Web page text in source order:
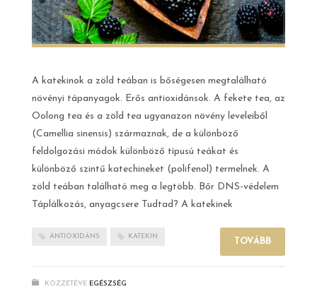
A katekinok a zöld teában is bőségesen megtalálható
növényi tápanyagok. Erős antioxidánsok. A fekete tea, az
Oolong tea és a zöld tea ugyanazon növény leveleiből
(Camellia sinensis) származnak, de a különböző
feldolgozási módok különböző típusú teákat és
különböző szintű katechineket (polifenol) termelnek. A
zöld teában található meg a legtöbb. Bőr DNS-védelem
Táplálkozás, anyagcsere Tudtad? A katekinek
ANTIOXIDÁNS KATEKIN
TOVÁBB
KÖZZÉTÉVE EGÉSZSÉG